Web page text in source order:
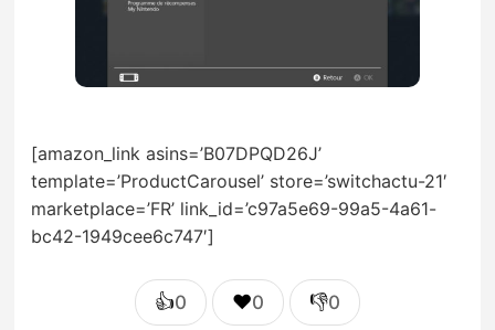
[amazon_link asins=’B07DPQD26J’
template=’ProductCarousel’ store=’switchactu-21′
marketplace=’FR’ link_id=’c97a5e69-99a5-4a61-
bc42-1949cee6c747′]
👍0 ❤️0 👎0